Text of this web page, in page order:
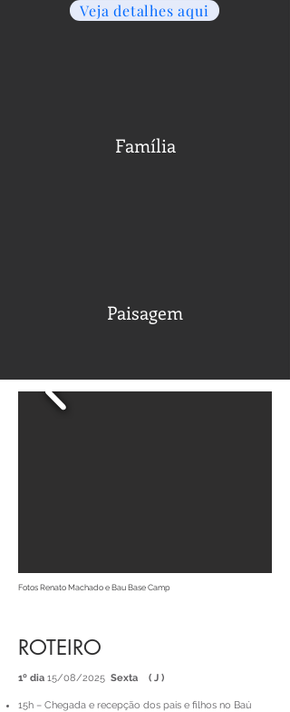
Família
Paisagem
Veja detalhes aqui
Fotos Renato Machado e Bau Base Camp
ROTEIRO
1º dia 15/08/2025 Sexta ( J )
15h – Chegada e recepção dos pais e filhos no Baú